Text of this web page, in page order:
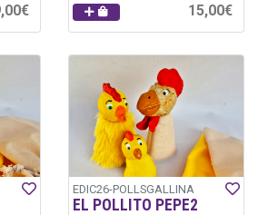
15,00€
EDIC26-POLLSGALLINA
EL POLLITO PEPE2